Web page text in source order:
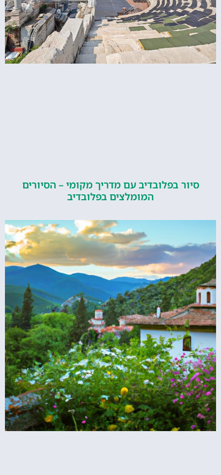
בפלובדיב עם מדריך מקומי – הסיורים
המומלצים בפלובדיב